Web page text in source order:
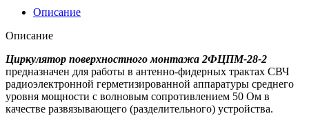
Описание
Описание
Циркулятор поверхностного монтажа 2ФЦПМ-28-2
предназначен для работы в антенно-фидерных трактах СВЧ
радиоэлектронной герметизированной аппаратуры среднего
уровня мощности с волновым сопротивлением 50 Ом в
качестве развязывающего (разделительного) устройства.